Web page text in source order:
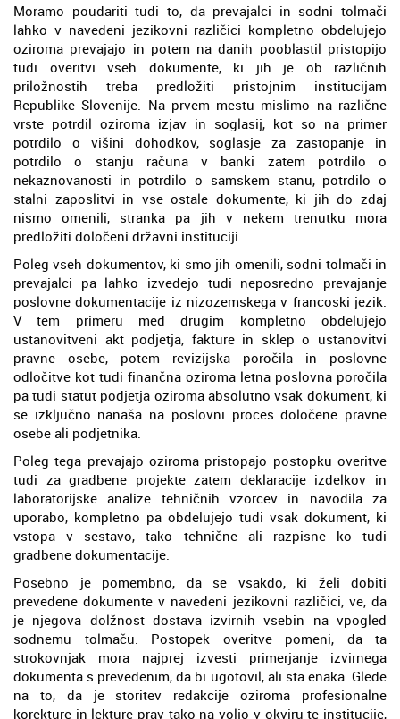
Moramo poudariti tudi to, da prevajalci in sodni tolmači
lahko v navedeni jezikovni različici kompletno obdelujejo
oziroma prevajajo in potem na danih pooblastil pristopijo
tudi overitvi vseh dokumente, ki jih je ob različnih
priložnostih treba predložiti pristojnim institucijam
Republike Slovenije. Na prvem mestu mislimo na različne
vrste potrdil oziroma izjav in soglasij, kot so na primer
potrdilo o višini dohodkov, soglasje za zastopanje in
potrdilo o stanju računa v banki zatem potrdilo o
nekaznovanosti in potrdilo o samskem stanu, potrdilo o
stalni zaposlitvi in vse ostale dokumente, ki jih do zdaj
nismo omenili, stranka pa jih v nekem trenutku mora
predložiti določeni državni instituciji.
Poleg vseh dokumentov, ki smo jih omenili, sodni tolmači in
prevajalci pa lahko izvedejo tudi neposredno prevajanje
poslovne dokumentacije iz nizozemskega v francoski jezik.
V tem primeru med drugim kompletno obdelujejo
ustanovitveni akt podjetja, fakture in sklep o ustanovitvi
pravne osebe, potem revizijska poročila in poslovne
odločitve kot tudi finančna oziroma letna poslovna poročila
pa tudi statut podjetja oziroma absolutno vsak dokument, ki
se izključno nanaša na poslovni proces določene pravne
osebe ali podjetnika.
Poleg tega prevajajo oziroma pristopajo postopku overitve
tudi za gradbene projekte zatem deklaracije izdelkov in
laboratorijske analize tehničnih vzorcev in navodila za
uporabo, kompletno pa obdelujejo tudi vsak dokument, ki
vstopa v sestavo, tako tehnične ali razpisne ko tudi
gradbene dokumentacije.
Posebno je pomembno, da se vsakdo, ki želi dobiti
prevedene dokumente v navedeni jezikovni različici, ve, da
je njegova dolžnost dostava izvirnih vsebin na vpogled
sodnemu tolmaču. Postopek overitve pomeni, da ta
strokovnjak mora najprej izvesti primerjanje izvirnega
dokumenta s prevedenim, da bi ugotovil, ali sta enaka. Glede
na to, da je storitev redakcije oziroma profesionalne
korekture in lekture prav tako na voljo v okviru te institucije,